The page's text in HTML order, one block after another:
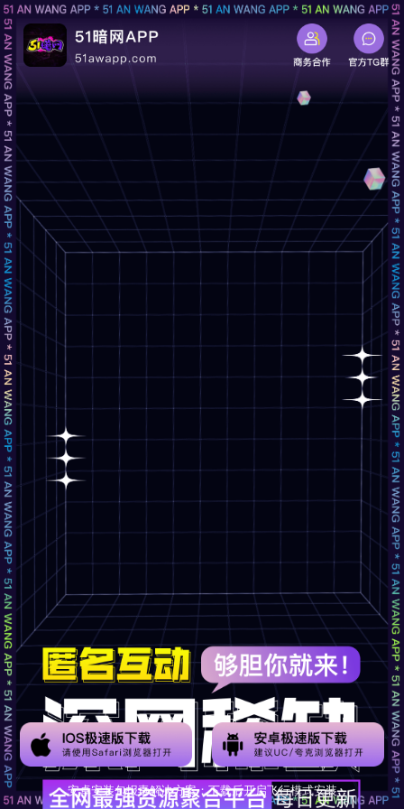
安卓安装包报毒解决方案：下载后开启飞行模式安装